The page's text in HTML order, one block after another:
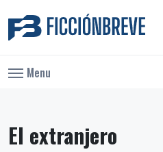
Menu
El extranjero